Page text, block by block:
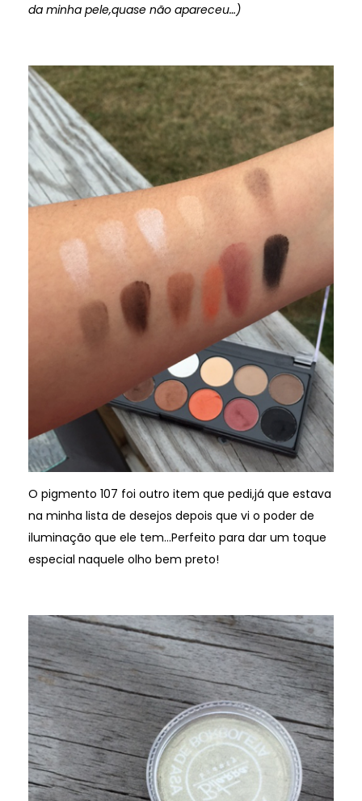
da minha pele,quase não apareceu…)
O pigmento 107 foi outro item que pedi,já que estava
na minha lista de desejos depois que vi o poder de
iluminação que ele tem…Perfeito para dar um toque
especial naquele olho bem preto!